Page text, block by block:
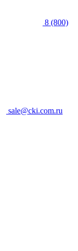
8 (800)
sale@cki.com.ru